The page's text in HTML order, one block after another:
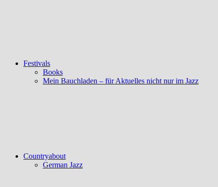
Festivals
Books
Mein Bauchladen – für Aktuelles nicht nur im Jazz
Countryabout
German Jazz